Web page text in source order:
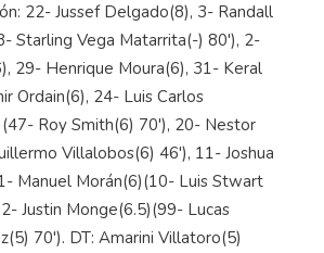
22- Jussef Delgado(8), 3- Randall
Starling Vega Matarrita(-) 80'), 2-
29- Henrique Moura(6), 31- Keral
Ordain(6), 24- Luis Carlos
Roy Smith(6) 70'), 20- Nestor
Villalobos(6) 46'), 11- Joshua
Manuel Morán(6)(10- Luis Stwart
Justin Monge(6.5)(99- Lucas
70'). DT: Amarini Villatoro(5)